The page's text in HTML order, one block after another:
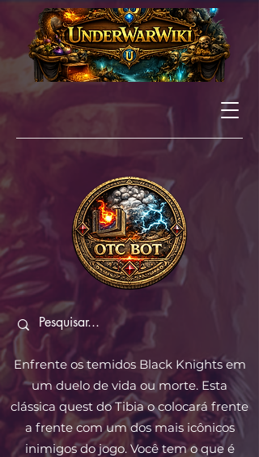
Enfrente os temidos Black Knights em
um duelo de vida ou morte. Esta
clássica quest do Tibia o colocará frente
a frente com um dos mais icônicos
inimigos do jogo. Você tem o que é